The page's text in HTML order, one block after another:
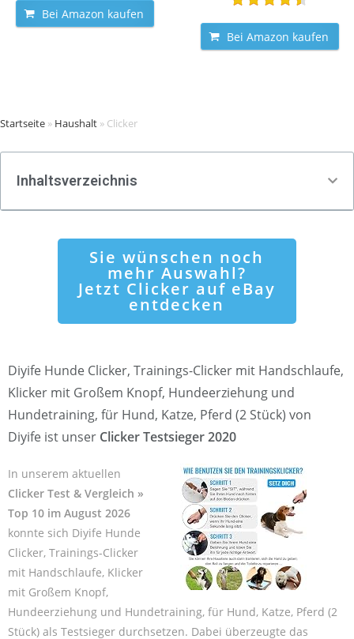
Bei Amazon kaufen
Bei Amazon kaufen
Startseite » Haushalt » Clicker
Inhaltsverzeichnis
Sie wünschen noch
mehr Auswahl?
Jetzt Clicker auf eBay
entdecken
Diyife Hunde Clicker, Trainings-Clicker mit Handschlaufe,
Klicker mit Großem Knopf, Hundeerziehung und
Hundetraining, für Hund, Katze, Pferd (2 Stück) von
Diyife ist unser Clicker Testsieger 2020
In unserem aktuellen
Clicker Test & Vergleich »
Top 10 im August 2026
konnte sich Diyife Hunde
Clicker, Trainings-Clicker
mit Handschlaufe, Klicker
mit Großem Knopf,
Hundeerziehung und Hundetraining, für Hund, Katze, Pferd (2
Stück) als Testsieger durchsetzen. Dabei überzeugte das